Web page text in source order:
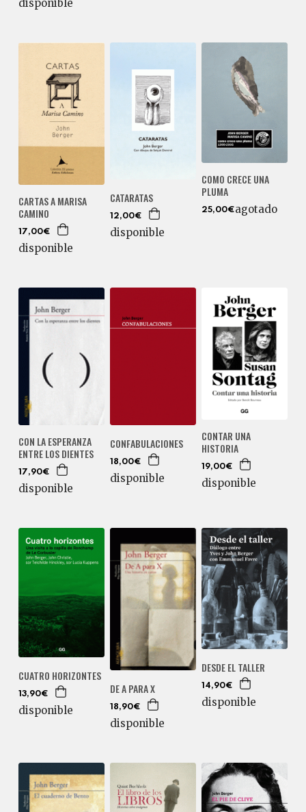
disponible
CARTAS A MARISA
CAMINO
17,00€
disponible
CATARATAS
12,00€
disponible
COMO CRECE UNA
PLUMA
25,00€agotado
CON LA ESPERANZA
ENTRE LOS DIENTES
17,90€
disponible
CONFABULACIONES
18,00€
disponible
CONTAR UNA
HISTORIA
19,00€
disponible
CUATRO HORIZONTES
13,90€
disponible
DE A PARA X
18,90€
disponible
DESDE EL TALLER
14,90€
disponible